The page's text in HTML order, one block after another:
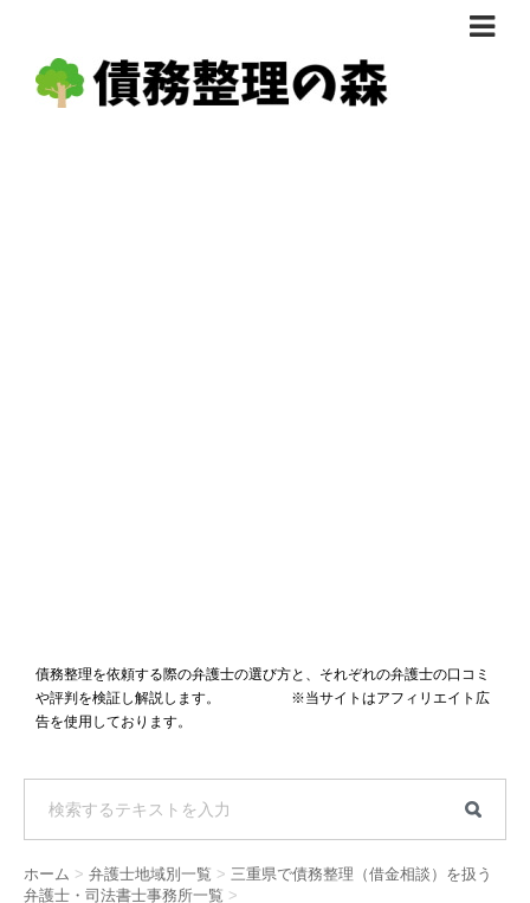
債務整理体験談
債務整理を依頼する際の弁護士の選び方と、それぞれの弁護士の口コミ
や評判を検証し解説します。 ※当サイトはアフィリエイト広
告を使用しております。
ホーム > 弁護士地域別一覧 > 三重県で債務整理（借金相談）を扱う
弁護士・司法書士事務所一覧 >